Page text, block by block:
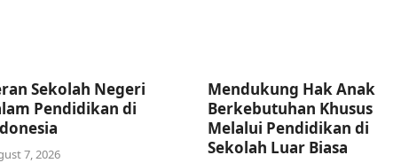
Sekolah Negeri
Pendidikan di
7, 2026
Mendukung Hak Anak
Berkebutuhan Khusus
Melalui Pendidikan di
Sekolah Luar Biasa